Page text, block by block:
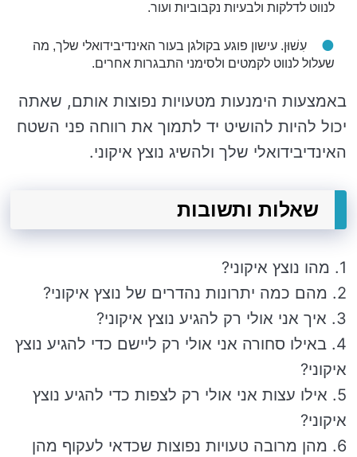
לנווט לדלקות ולבעיות נקבוביות ועור.
עִשׁוּן. עישון פוגע בקולגן בעור האינדיבידואלי שלך, מה
שעלול לנווט לקמטים ולסימני התבגרות אחרים.
באמצעות הימנעות מטעויות נפוצות אותם, שאתה
יכול להיות להושיט יד לתמוך את רווחה פני השטח
האינדיבידואלי שלך ולהשיג נוצץ איקוני.
שאלות ותשובות
1. מהו נוצץ איקוני?
2. מהם כמה יתרונות נהדרים של נוצץ איקוני?
3. איך אני אולי רק להגיע נוצץ איקוני?
4. באילו סחורה אני אולי רק ליישם כדי להגיע נוצץ
איקוני?
5. אילו עצות אני אולי רק לצפות כדי להגיע נוצץ
איקוני?
6. מהן מרובה טעויות נפוצות שכדאי לעקוף מהן